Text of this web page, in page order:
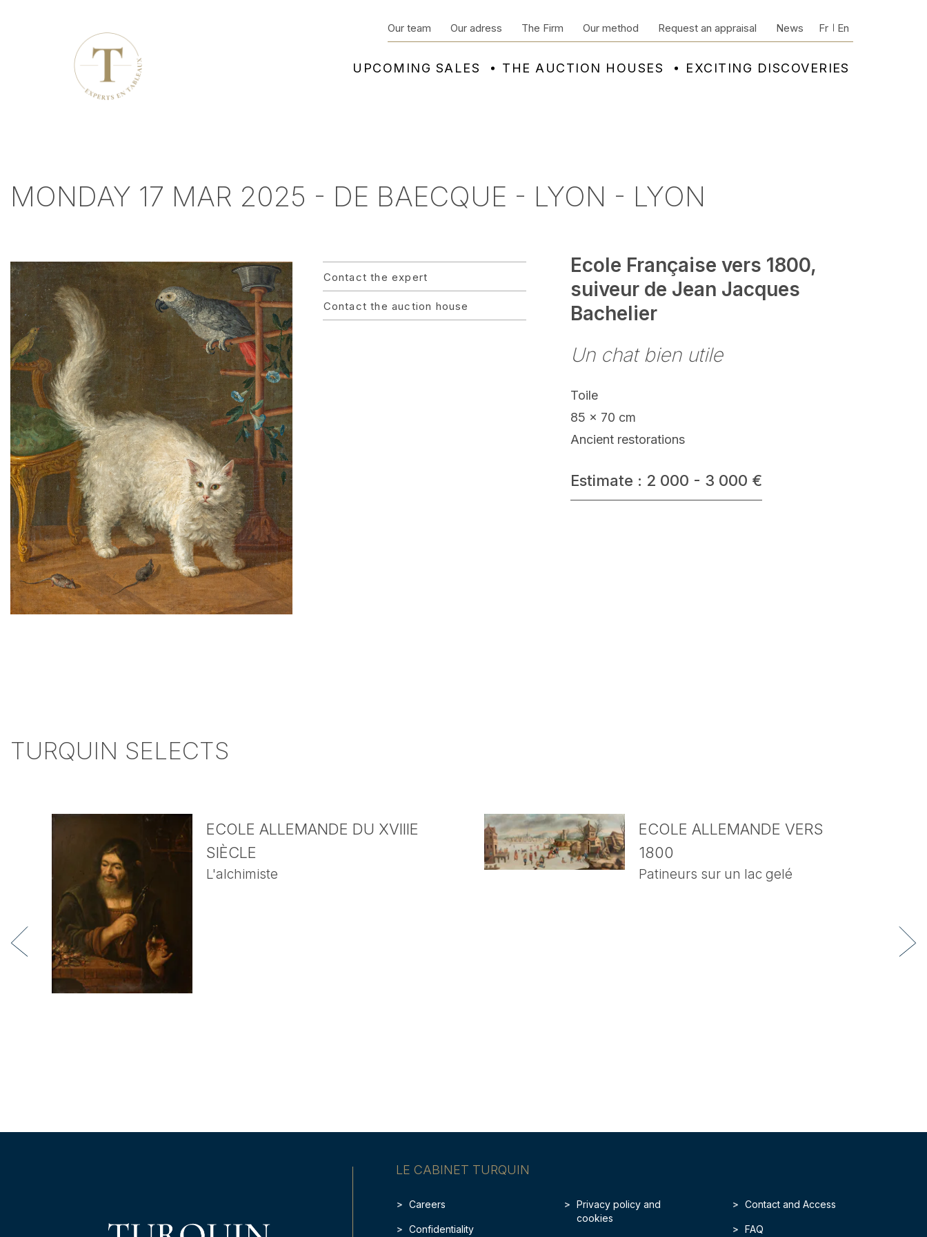
UPCOMING SALES THE AUCTION HOUSES EXCITING DISCOVERIES
Our team Our adress The Firm Our method Request an appraisal News Fr En
MONDAY 17 MAR 2025 - DE BAECQUE - LYON - LYON
Contact the expert
Contact the auction house
Ecole Française vers 1800,
suiveur de Jean Jacques
Bachelier
Un chat bien utile
Toile
85 x 70 cm
Ancient restorations
Estimate : 2 000 - 3 000 €
TURQUIN SELECTS
ECOLE ALLEMANDE DU XVIIIE
SIÈCLE
L'alchimiste
ECOLE ALLEMANDE VERS
1800
Patineurs sur un lac gelé
LE CABINET TURQUIN
Careers
Confidentiality
Privacy policy and
cookies
Contact and Access
FAQ